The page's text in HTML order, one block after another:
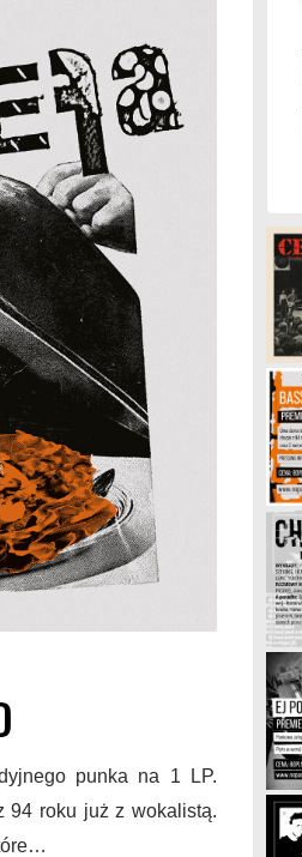
punka na 1 LP.
94 roku już z wokalistą.